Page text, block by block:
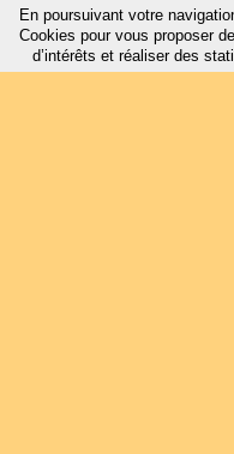
En poursuivant votre
Cookies pour vous proposer
d’intérêts et réaliser des